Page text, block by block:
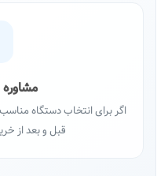
اگر برای انتخاب دستگاه مناسب
قبل و بعد از